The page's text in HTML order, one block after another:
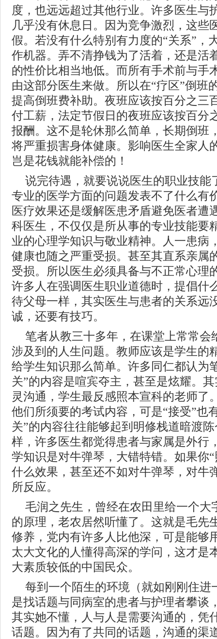
度，也远远超过其他行业。许多医生与
几乎没有休息日。因为竞争激烈，这些
假。若没有什么特别有力度的“关系”，
作机器。弄不清挣钱为了活着，还是活
的性价比相当地低。而所有手术前与手
由这部分医生来做。所以在“疗区”倒班
提高倒班费补助。夜班应该按百分之三
付工薪，法定节假日的夜班应该按百分
报酬。这不是轮休那么简单，长期倒班
将严重损害身体健康。影响医生全家人
岂是花钱就能补偿的！
说完待遇，就要说说医生的职业技能
专业的医学方面的问题发表不了什么有
医疗效果还是缓解医患矛盾避免医者遭
科医生，不仅仅是所从事的专业技能要
业的心理学知识与敬业精神。人一患病
健康也随之严重受损。甚至其直系亲属
受损。所以医生必须具备与不正常心理
许多人在强调医生职业道德时，提倡什
待父母一样，其实医生与患者的关系远
诚，还要有技巧。
笔者从教三十多年，在课堂上常常会
涉及到的人生问题。教师应该是学生的
给学生知识那么简单。许多同仁都认为
关”的内容是喧宾夺主，甚至是炫耀。
灵沟通，学生最反感照本宣科的老师了
他们所须要的考试内容，可是“接受”也
关”的内容往往能够起到明修栈道暗渡
样，许多医生都觉得患者与家属是外行
学知识是对牛弹琴，大错特错。如果你
什么效果，甚至还不如对牛弹琴，对牛
所反应。
毛润之先生，曾经在农田里给一个大
的原理，老农居然听懂了。这就是毛先
修养，党内有许多人比他深，可是能够
太大文化的人懂得高深的学问，这才是
大素质较低的中国民众。
每到一个陌生的环境（就如刚刚住进
是找话题与同病室的患者与护理者攀谈
其实她不懂，人与人是需要沟通的，凭
话题。因为有了共同的话题，沟通的渠